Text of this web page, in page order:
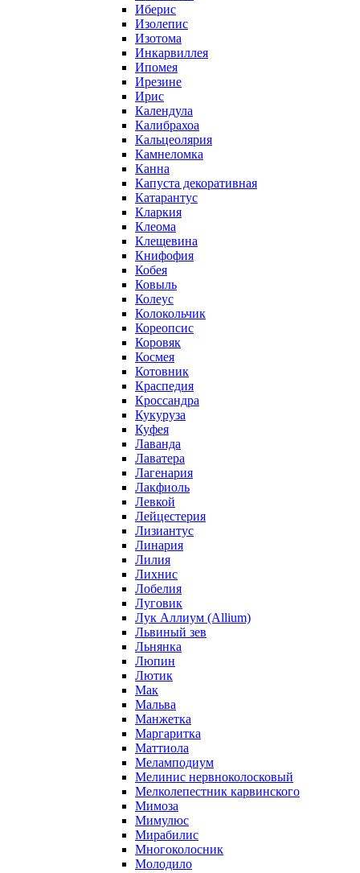
Иберис
Изолепис
Изотома
Инкарвиллея
Ипомея
Ирезине
Ирис
Календула
Калибрахоа
Кальцеолярия
Камнеломка
Канна
Капуста декоративная
Катарантус
Кларкия
Клеома
Клещевина
Книфофия
Кобея
Ковыль
Колеус
Колокольчик
Кореопсис
Коровяк
Космея
Котовник
Краспедия
Кроссандра
Кукуруза
Куфея
Лаванда
Лаватера
Лагенария
Лакфиоль
Левкой
Лейцестерия
Лизиантус
Линария
Лилия
Лихнис
Лобелия
Луговик
Лук Аллиум (Allium)
Львиный зев
Льнянка
Люпин
Лютик
Мак
Мальва
Манжетка
Маргаритка
Маттиола
Меламподиум
Мелинис нервноколосковый
Мелколепестник карвинского
Мимоза
Мимулюс
Мирабилис
Многоколосник
Молодило